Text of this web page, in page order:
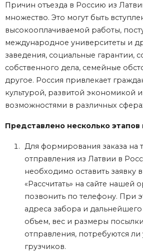
Причин отъезда в Россию из
множество. Это могут быть
высокооплачиваемой работы,
международное университеты и
заведения, социальные гарантии,
собственного дела, семейные
другое. Россия привлекает
культурой, развитой экономикой
возможностями в различных
Представлено несколько этапов
Для формирования заказа на
отправления из Латвии в
необходимо оставить заявку
«Рассчитать» на сайте нашей
позвонить по телефону. При
адреса забора и
объем, вес и размеры
отправления, потребуются ли
грузчиков.